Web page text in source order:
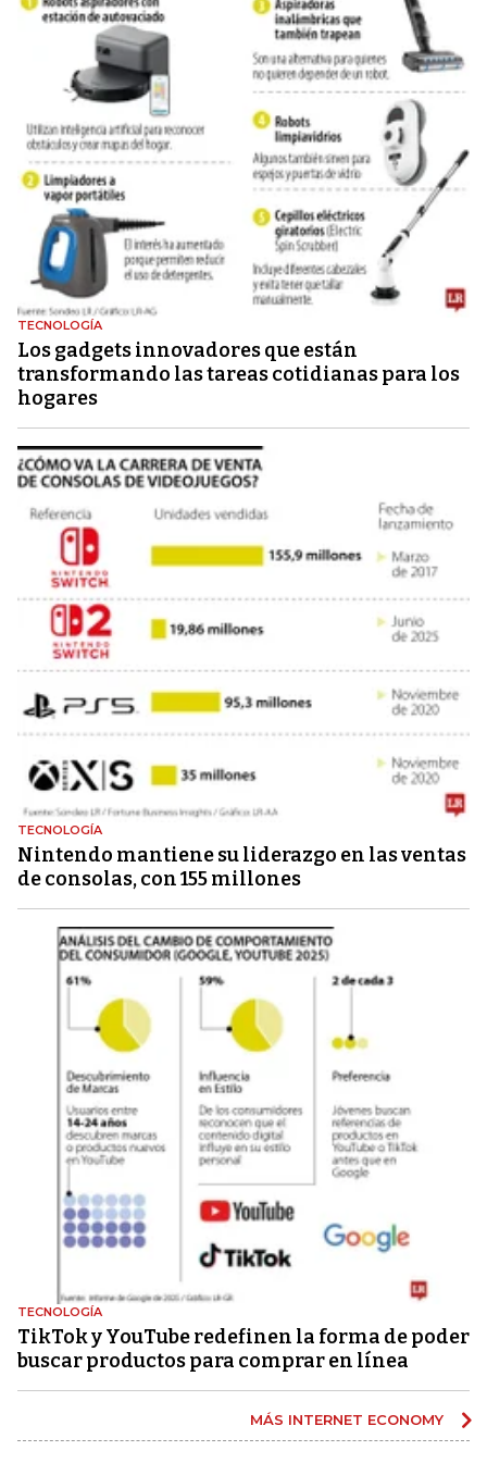
TECNOLOGÍA
Los gadgets innovadores que están
transformando las tareas cotidianas para los
hogares
TECNOLOGÍA
Nintendo mantiene su liderazgo en las ventas
de consolas, con 155 millones
TECNOLOGÍA
TikTok y YouTube redefinen la forma de poder
buscar productos para comprar en línea
MÁS INTERNET ECONOMY